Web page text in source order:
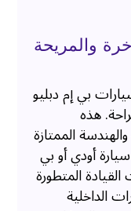
بي إم دبليو
هذه
الممتازة
أودي أو بي
المتطورة
الداخلية